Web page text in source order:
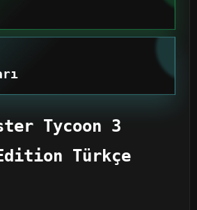
Tycoon 3
Türkçe